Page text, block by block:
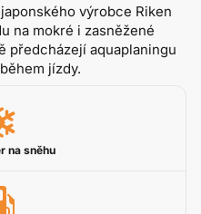
výrobce Riken
na mokré i zasněžené
předcházejí aquaplaningu
jízdy.
na sněhu